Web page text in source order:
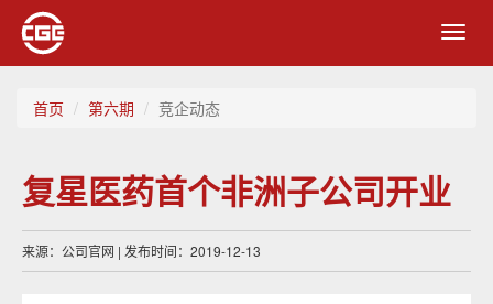
首页 第六期 竞企动态
复星医药首个非洲子公司开业
来源：公司官网 | 发布时间：2019-12-13